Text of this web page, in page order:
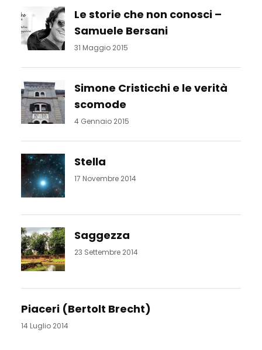
Le storie che non conosci –
Samuele Bersani
31 Maggio 2015
Simone Cristicchi e le verità
scomode
4 Gennaio 2015
Stella
17 Novembre 2014
Saggezza
23 Settembre 2014
Piaceri (Bertolt Brecht)
14 Luglio 2014